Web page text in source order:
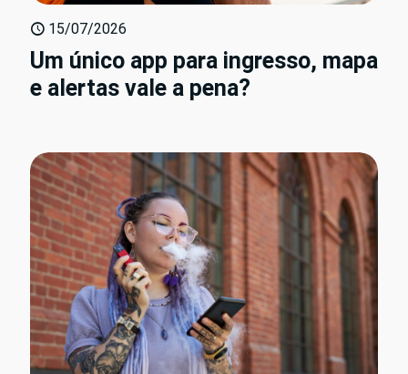
15/07/2026
Um único app para ingresso, mapa
e alertas vale a pena?